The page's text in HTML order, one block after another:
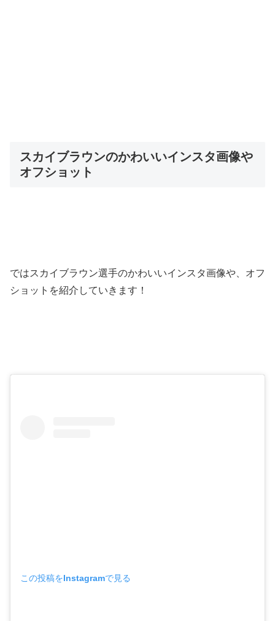
スカイブラウンのかわいいインスタ画像や
オフショット
ではスカイブラウン選手のかわいいインスタ画像や、オフ
ショットを紹介していきます！
この投稿をInstagramで見る